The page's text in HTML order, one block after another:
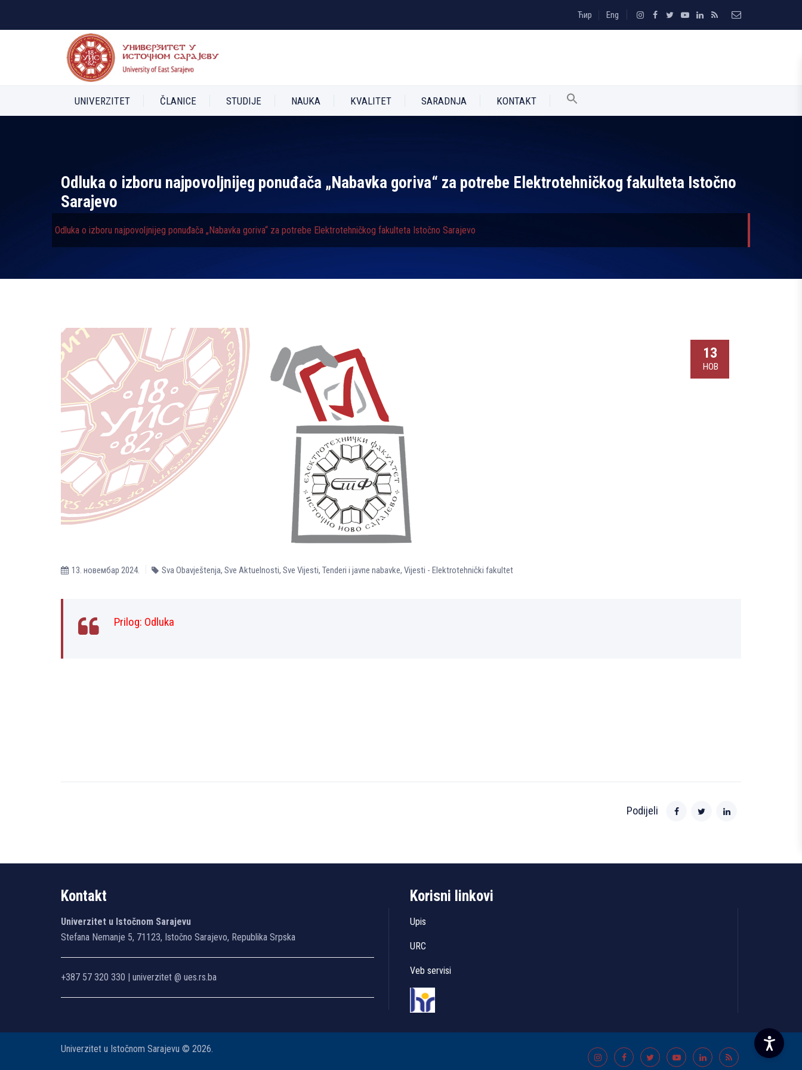
Ћир Eng
UNIVERZITET ČLANICE STUDIJE NAUKA KVALITET SARADNJA KONTAKT
Odluka o izboru najpovolјnijeg ponuđača „Nabavka goriva“ za potrebe Elektrotehničkog fakulteta Istočno
Sarajevo
Odluka o izboru najpovolјnijeg ponuđača „Nabavka goriva“ za potrebe Elektrotehničkog fakulteta Istočno Sarajevo
13
НОВ
13. новембар 2024. Sva Obavještenja, Sve Aktuelnosti, Sve Vijesti, Tenderi i javne nabavke, Vijesti - Elektrotehnički fakultet
Prilog: Odluka
Podijeli
Kontakt
Univerzitet u Istočnom Sarajevu
Stefana Nemanje 5, 71123, Istočno Sarajevo, Republika Srpska
+387 57 320 330 | univerzitet @ ues.rs.ba
Korisni linkovi
Upis
URC
Veb servisi
Univerzitet u Istočnom Sarajevu © 2026.